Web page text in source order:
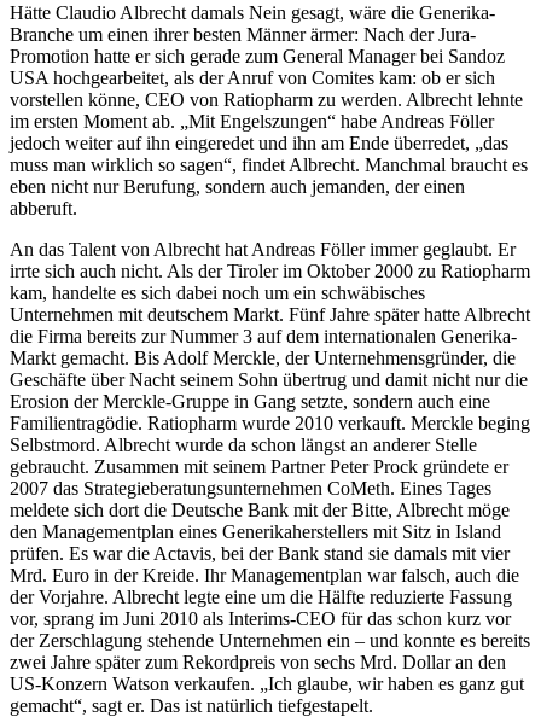
Hätte Claudio Albrecht damals Nein gesagt, wäre die Generika-
Branche um einen ihrer besten Männer ärmer: Nach der Jura-
Promotion hatte er sich gerade zum General Manager bei Sandoz
USA hochgearbeitet, als der Anruf von Comites kam: ob er sich
vorstellen könne, CEO von Ratiopharm zu werden. Albrecht lehnte
im ersten Moment ab. „Mit Engelszungen“ habe Andreas Föller
jedoch weiter auf ihn eingeredet und ihn am Ende überredet, „das
muss man wirklich so sagen“, findet Albrecht. Manchmal braucht es
eben nicht nur Berufung, sondern auch jemanden, der einen
abberuft.
An das Talent von Albrecht hat Andreas Föller immer geglaubt. Er
irrte sich auch nicht. Als der Tiroler im Oktober 2000 zu Ratiopharm
kam, handelte es sich dabei noch um ein schwäbisches
Unternehmen mit deutschem Markt. Fünf Jahre später hatte Albrecht
die Firma bereits zur Nummer 3 auf dem internationalen Generika-
Markt gemacht. Bis Adolf Merckle, der Unternehmensgründer, die
Geschäfte über Nacht seinem Sohn übertrug und damit nicht nur die
Erosion der Merckle-Gruppe in Gang setzte, sondern auch eine
Familientragödie. Ratiopharm wurde 2010 verkauft. Merckle beging
Selbstmord. Albrecht wurde da schon längst an anderer Stelle
gebraucht. Zusammen mit seinem Partner Peter Prock gründete er
2007 das Strategieberatungsunternehmen CoMeth. Eines Tages
meldete sich dort die Deutsche Bank mit der Bitte, Albrecht möge
den Managementplan eines Generikaherstellers mit Sitz in Island
prüfen. Es war die Actavis, bei der Bank stand sie damals mit vier
Mrd. Euro in der Kreide. Ihr Managementplan war falsch, auch die
der Vorjahre. Albrecht legte eine um die Hälfte reduzierte Fassung
vor, sprang im Juni 2010 als Interims-CEO für das schon kurz vor
der Zerschlagung stehende Unternehmen ein – und konnte es bereits
zwei Jahre später zum Rekordpreis von sechs Mrd. Dollar an den
US-Konzern Watson verkaufen. „Ich glaube, wir haben es ganz gut
gemacht“, sagt er. Das ist natürlich tiefgestapelt.